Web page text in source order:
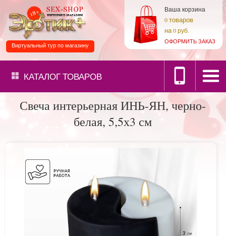
Ваша корзина
0товаров
на0 руб.
ОФОРМИТЬ ЗАКАЗ
Виртуальный тур по магазину
КАТАЛОГТОВАРОВ
Свеча интерьерная ИНЬ-ЯН, черно-
белая, 5,5х3 см